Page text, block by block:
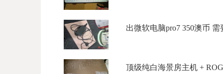
出微软电脑pro7 350澳币
顶级纯白海景房主机 +